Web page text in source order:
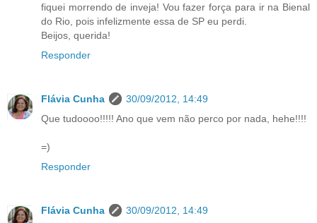
fiquei morrendo de inveja! Vou fazer força para ir na Bienal
do Rio, pois infelizmente essa de SP eu perdi.
Beijos, querida!
Responder
Flávia Cunha
30/09/2012, 14:49
Que tudoooo!!!!! Ano que vem não perco por nada, hehe!!!!
=)
Responder
Flávia Cunha
30/09/2012, 14:49